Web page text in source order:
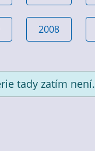
2008
tady zatím není.